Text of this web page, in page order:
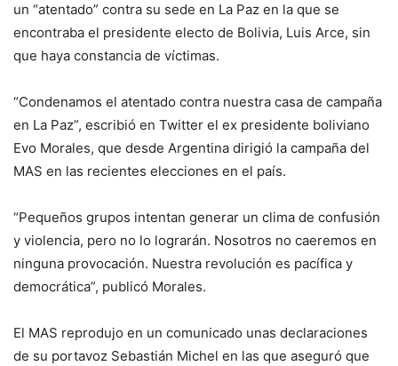
un “atentado” contra su sede en La Paz en la que se
encontraba el presidente electo de Bolivia, Luis Arce, sin
que haya constancia de víctimas.
“Condenamos el atentado contra nuestra casa de campaña
en La Paz”, escribió en Twitter el ex presidente boliviano
Evo Morales, que desde Argentina dirigió la campaña del
MAS en las recientes elecciones en el país.
“Pequeños grupos intentan generar un clima de confusión
y violencia, pero no lo lograrán. Nosotros no caeremos en
ninguna provocación. Nuestra revolución es pacífica y
democrática”, publicó Morales.
El MAS reprodujo en un comunicado unas declaraciones
de su portavoz Sebastián Michel en las que aseguró que